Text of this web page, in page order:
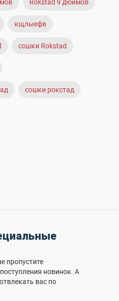
Rokstad 9 дюймов
кщлыефв
сошки Rokstad
сошки рокстад
пропустите
новинок. А
вас по